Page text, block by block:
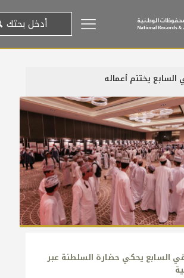
السابع يختتم أعماله
13 أكتوبر، 2016
السابع يحكي حضارة السلطنة عبر